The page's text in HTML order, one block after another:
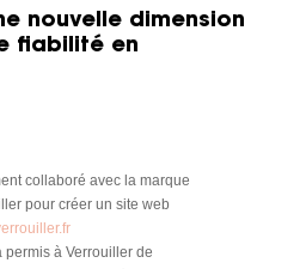
nouvelle dimension
fiabilité en
collaboré avec la marque
pour créer un site web
à Verrouiller de